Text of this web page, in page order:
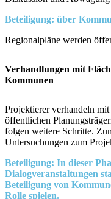
Beteiligung: über
Regionalpläne werden
Verhandlungen mit
Kommunen
Projektierer verhandeln
öffentlichen
folgen weitere Schritte.
Untersuchungen zum
Beteiligung: In dieser
Dialogveranstaltungen
Beteiligung von
Rolle spielen.